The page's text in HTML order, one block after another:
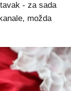
- za sada
možda